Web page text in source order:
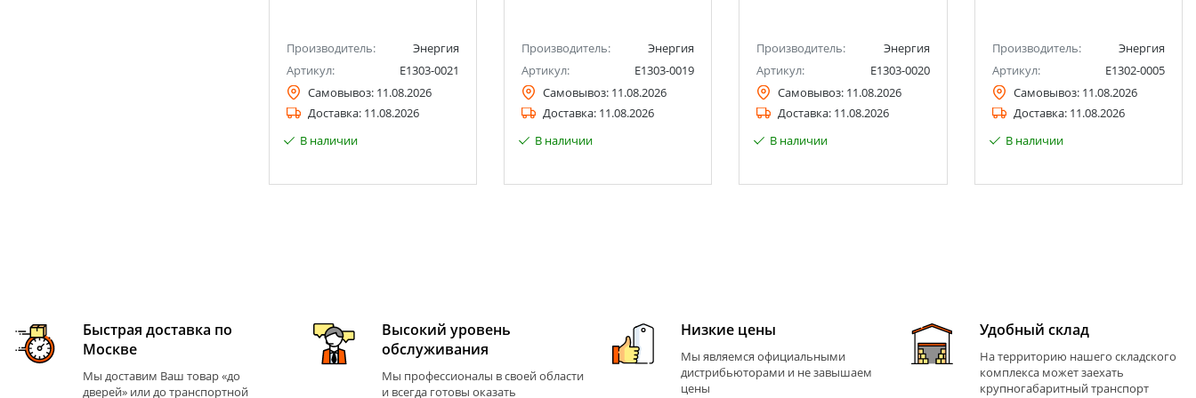
Производитель:
Энергия
Артикул:
Е1303-0021
Самовывоз: 11.08.2026
Доставка: 11.08.2026
В наличии
Производитель:
Энергия
Артикул:
Е1303-0019
Самовывоз: 11.08.2026
Доставка: 11.08.2026
В наличии
Производитель:
Энергия
Артикул:
Е1303-0020
Самовывоз: 11.08.2026
Доставка: 11.08.2026
В наличии
Производитель:
Энергия
Артикул:
Е1302-0005
Самовывоз: 11.08.2026
Доставка: 11.08.2026
В наличии
Быстрая доставка по
Москве
Мы доставим Ваш товар «до
дверей» или до транспортной
Высокий уровень
обслуживания
Мы профессионалы в своей области
и всегда готовы оказать
Низкие цены
Мы являемся официальными
дистрибьюторами и не завышаем
цены
Удобный склад
На территорию нашего складского
комплекса может заехать
крупногабаритный транспорт